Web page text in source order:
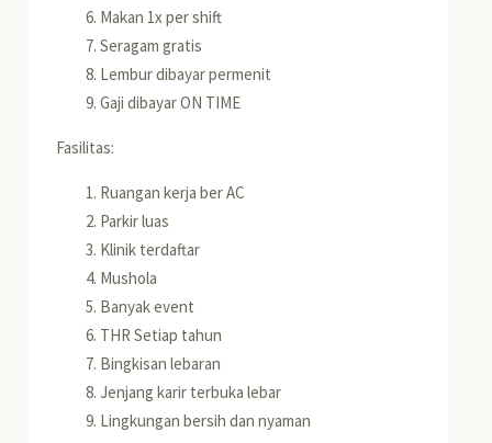
Makan 1x per shift
Seragam gratis
Lembur dibayar permenit
Gaji dibayar ON TIME
Fasilitas:
Ruangan kerja ber AC
Parkir luas
Klinik terdaftar
Mushola
Banyak event
THR Setiap tahun
Bingkisan lebaran
Jenjang karir terbuka lebar
Lingkungan bersih dan nyaman